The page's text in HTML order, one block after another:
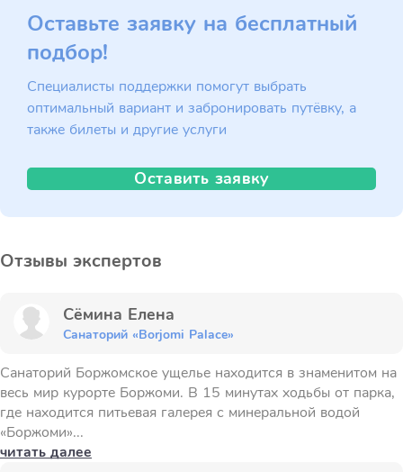
Оставьте заявку на бесплатный
подбор!
Специалисты поддержки помогут выбрать
оптимальный вариант и забронировать путёвку, а
также билеты и другие услуги
Оставить заявку
Отзывы экспертов
Сёмина Елена
Санаторий «Borjomi Palace»
Санаторий Боржомское ущелье находится в знаменитом на
весь мир курорте Боржоми. В 15 минутах ходьбы от парка,
где находится питьевая галерея с минеральной водой
«Боржоми»...
читать далее